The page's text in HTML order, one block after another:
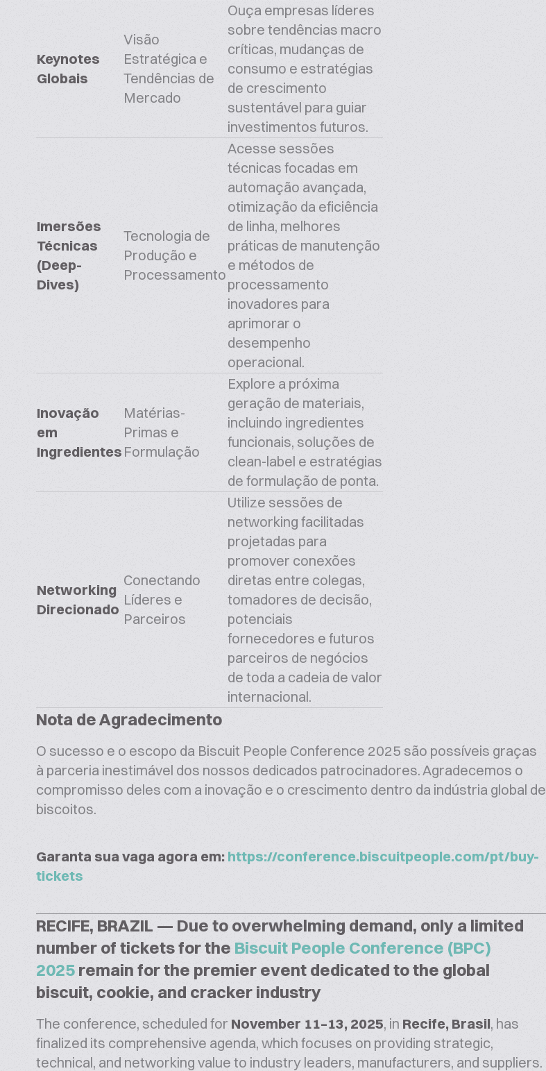
Keynotes
Globais
Visão
Estratégica e
Tendências de
Mercado
Ouça empresas líderes
sobre tendências macro
críticas, mudanças de
consumo e estratégias
de crescimento
sustentável para guiar
investimentos futuros.
Imersões
Técnicas
(Deep-
Dives)
Tecnologia de
Produção e
Processamento
Acesse sessões
técnicas focadas em
automação avançada,
otimização da eficiência
de linha, melhores
práticas de manutenção
e métodos de
processamento
inovadores para
aprimorar o
desempenho
operacional.
Inovação
em
Ingredientes
Matérias-
Primas e
Formulação
Explore a próxima
geração de materiais,
incluindo ingredientes
funcionais, soluções de
clean-label e estratégias
de formulação de ponta.
Networking
Direcionado
Conectando
Líderes e
Parceiros
Utilize sessões de
networking facilitadas
projetadas para
promover conexões
diretas entre colegas,
tomadores de decisão,
potenciais
fornecedores e futuros
parceiros de negócios
de toda a cadeia de valor
internacional.
Nota de Agradecimento
O sucesso e o escopo da Biscuit People Conference 2025 são possíveis graças
à parceria inestimável dos nossos dedicados patrocinadores. Agradecemos o
compromisso deles com a inovação e o crescimento dentro da indústria global de
biscoitos.
Garanta sua vaga agora em: https://conference.biscuitpeople.com/pt/buy-
tickets
RECIFE, BRAZIL — Due to overwhelming demand, only a limited
number of tickets for the Biscuit People Conference (BPC)
2025 remain for the premier event dedicated to the global
biscuit, cookie, and cracker industry
The conference, scheduled for November 11–13, 2025, in Recife, Brasil, has
finalized its comprehensive agenda, which focuses on providing strategic,
technical, and networking value to industry leaders, manufacturers, and suppliers.